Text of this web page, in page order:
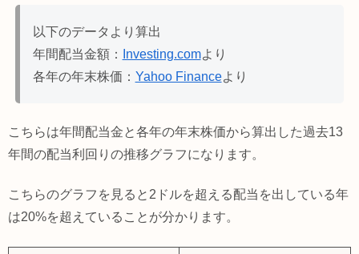
以下のデータより算出
年間配当金額：
Investing.comより
各年の年末株価： Yahoo Financeより
こちらは年間配当金と各年の年末株価から算出した過去13
年間の配当利回りの推移グラフになります。
こちらのグラフを見ると2ドルを超える配当を出している年
は20%を超えていることが分かります。